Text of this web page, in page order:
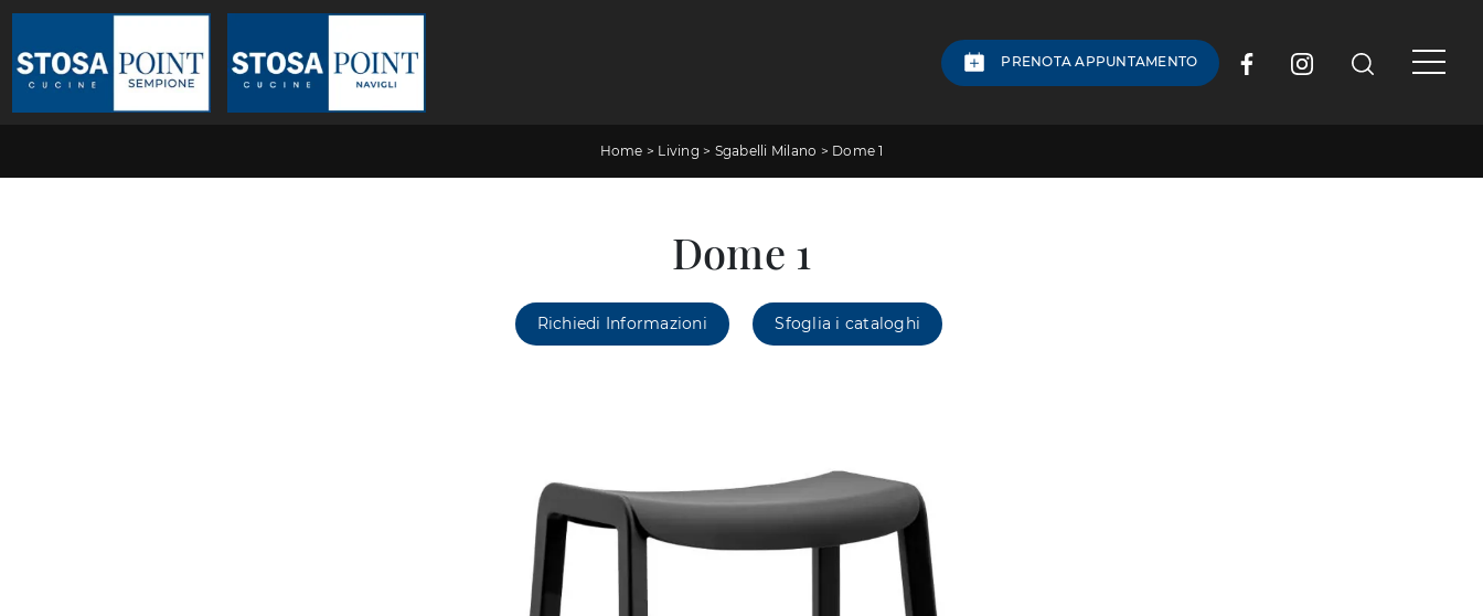
PRENOTA APPUNTAMENTO
Home > Living > Sgabelli Milano > Dome 1
Dome 1
Richiedi Informazioni Sfoglia i cataloghi